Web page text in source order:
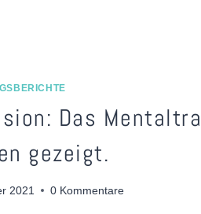
Das
gezeigt.
2021 0 Kommentare